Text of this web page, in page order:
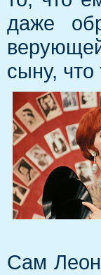
даже
сыну,
Сам